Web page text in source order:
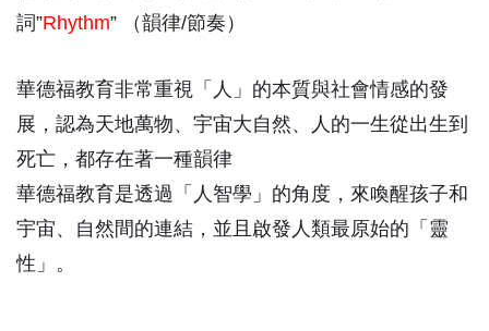
詞”Rhythm” （韻律/節奏）
華德福教育非常重視「人」的本質與社會情感的發
展，認為天地萬物、宇宙大自然、人的一生從出生到
死亡，都存在著一種韻律
華德福教育是透過「人智學」的角度，來喚醒孩子和
宇宙、自然間的連結，並且啟發人類最原始的「靈
性」。